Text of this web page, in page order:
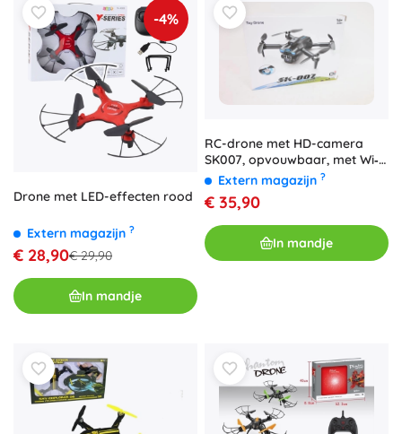
-4%
Drone met LED-effecten rood
Extern magazijn ?
€ 28,90€ 29,90
In mandje
RC-drone met HD-camera
SK007, opvouwbaar, met Wi‑Fi
livebeeld
Extern magazijn ?
€ 35,90
In mandje